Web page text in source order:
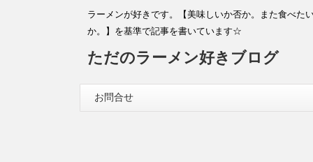
ラーメンが好きです。【美味しいか否か。また食べた
か。】を基準で記事を書いています☆
ただのラーメン好きブログ
お問合せ